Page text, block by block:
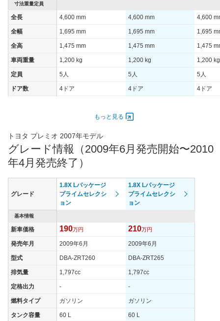
寸法重量定員
全長 4,600 mm 4,600 mm 4,600
全幅 1,695 mm 1,695 mm 1,695
全高 1,475 mm 1,475 mm 1,475
車両重量 1,200 kg 1,200 kg 1,200 kg
定員 5人 5人 5人
ドア数 4ドア 4ドア 4ドア
最高出力 81.00 [110]/ 6,000
最高トルク 140 [14.3]/ 4,400 140 [14.3]/ 4,400 140
過給機 -
タイヤ
タイヤサイズ
185/70R14 88S 185/70R14 88S
タイヤサイズ
(後)
街地)
- -
WLTCモード(郊
外)
WLTCモード(高
- -
もっと見る
トヨタ プレミオ 2007年モデル
グレード情報（2009年6月発売開始〜2010
年4月発売終了）
グレード
1.8X Lパッケージ
プライムセレクシ
ョン
1.8X Lパッケージ
プライムセレクシ
ョン
基本情報
新車価格 190万円 210万円
発売年月 2009年6月 2009年6月
型式 DBA-ZRT260 DBA-ZRT265
排気量 1,797cc 1,797cc
定格出力 - -
燃料タイプ ガソリン ガソリン
タンク容量 60 L 60 L